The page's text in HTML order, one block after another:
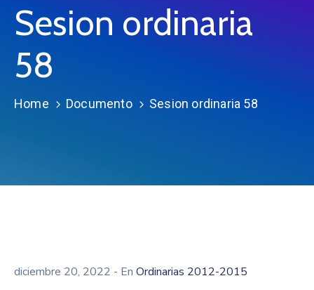
Pública
Biblioteca
Sesion ordinaria
58
Home Documento Sesion ordinaria 58
diciembre 20, 2022 - En Ordinarias 2012-2015